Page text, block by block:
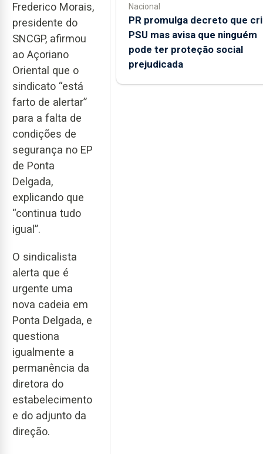
Frederico Morais,
presidente do
SNCGP, afirmou
ao Açoriano
Oriental que o
sindicato “está
farto de alertar”
para a falta de
condições de
segurança no EP
de Ponta
Delgada,
explicando que
“continua tudo
igual”.
O sindicalista
alerta que é
urgente uma
nova cadeia em
Ponta Delgada, e
questiona
igualmente a
permanência da
diretora do
estabelecimento
e do adjunto da
direção.
Nacional
PR promulga decreto que
PSU mas avisa que ninguém
pode ter proteção social
prejudicada